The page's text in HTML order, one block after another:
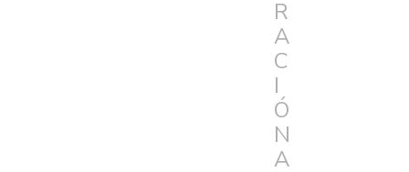
R
A
C
I
Ó
N
A